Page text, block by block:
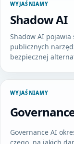
WYJAŚNIAMY
Shadow AI
Shadow AI pojawia
publicznych
bezpiecznej
WYJAŚNIAMY
Governance AI
czego, na jakich